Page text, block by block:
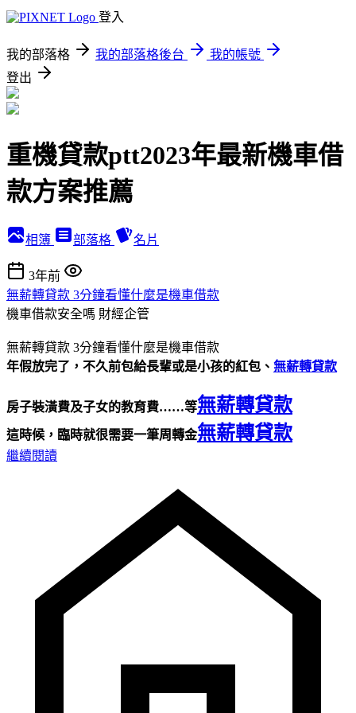
登入
我的部落格 我的部落格後台
我的帳號
登出
重機貸款ptt2023年最新機車借
款方案推薦
相簿 部落格 名片
3年前
無薪轉貸款 3分鐘看懂什麼是機車借款
機車借款安全嗎 財經企管
無薪轉貸款 3分鐘看懂什麼是機車借款
年假放完了，不久前包給長輩或是小孩的紅包、 無薪轉貸款
房子裝潢費及子女的教育費……等無薪轉貸款
這時候，臨時就很需要一筆周轉金無薪轉貸款
繼續閱讀